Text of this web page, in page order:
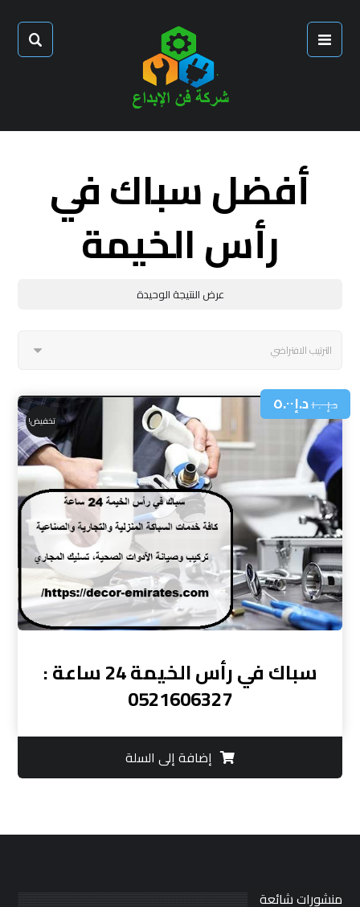
أفضل سباك في
رأس الخيمة
عرض النتيجة الوحيدة
سباك في رأس الخيمة 24 ساعة :
0521606327
د.إ١٠.٠٠د.إ٥.٠٠
تخفيض!
إضافة إلى السلة
منشورات شائعة